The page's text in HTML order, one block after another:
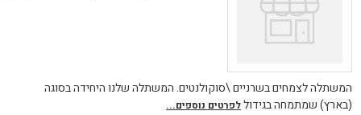
המשתלה לצמחים בשרניים \סוקולנטים. המשתלה שלנו היחידה בסוגה
(בארץ) שמתמחה בגידוללפרטים נוספים...